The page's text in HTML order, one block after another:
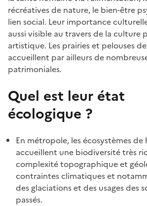
récréatives de nature, le bien-être
lien social. Leur importance
aussi visible au travers de la culture
artistique. Les prairies et pelouses
accueillent par ailleurs de
patrimoniales.
Quel est leur état
écologique ?
En métropole, les écosystèmes
accueillent une biodiversité très
complexité topographique et
contraintes climatiques et
des glaciations et des usages des
passés.